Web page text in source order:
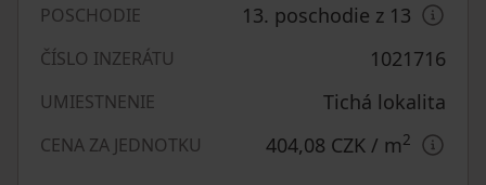
POSCHODIE 13. poschodie z 13
ČÍSLO INZERÁTU 1021716
UMIESTNENIE Tichá lokalita
CENA ZA JEDNOTKU 404,08 CZK / m2